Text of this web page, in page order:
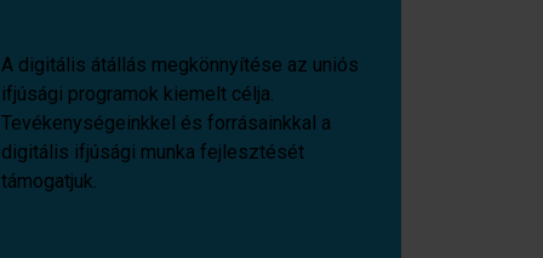
A digitális átállás megkönnyítése az uniós
ifjúsági programok kiemelt célja.
Tevékenységeinkkel és forrásainkkal a
digitális ifjúsági munka fejlesztését
támogatjuk.